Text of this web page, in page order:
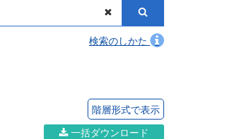
検索のしかた
階層形式で表示
一括ダウンロード